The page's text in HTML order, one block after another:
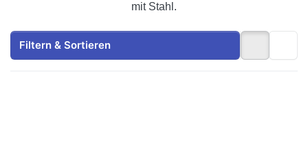
mit Stahl.
Filtern & Sortieren